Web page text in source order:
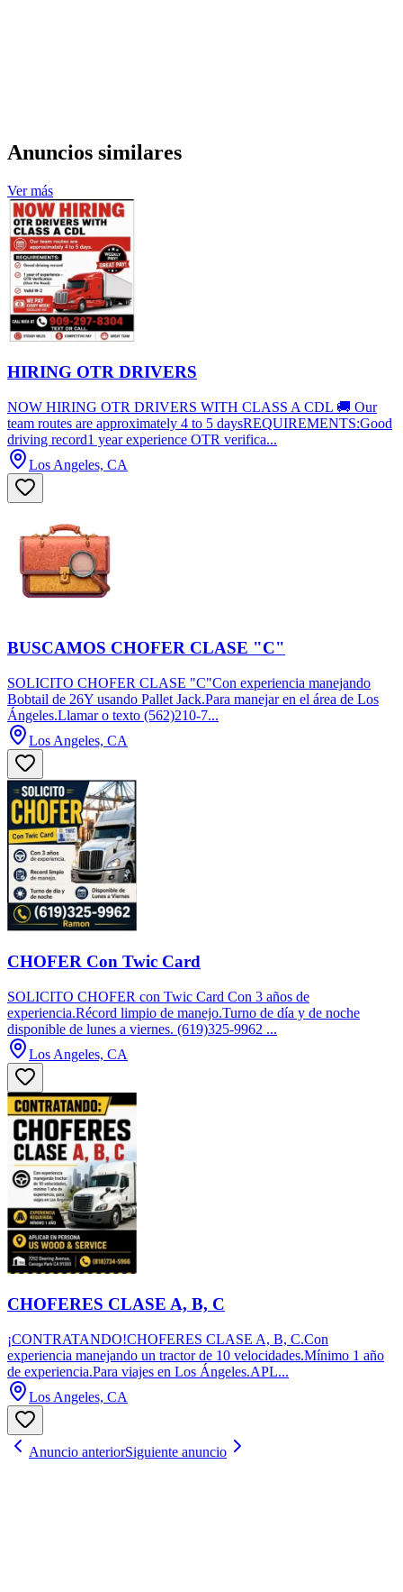
Anuncios similares
Ver más
HIRING OTR DRIVERS
NOW HIRING OTR DRIVERS WITH CLASS A CDL 🚚 Our
team routes are approximately 4 to 5 daysREQUIREMENTS:Good
driving record1 year experience OTR verifica...
Los Angeles, CA
BUSCAMOS CHOFER CLASE "C"
SOLICITO CHOFER CLASE "C"Con experiencia manejando
Bobtail de 26Y usando Pallet Jack.Para manejar en el área de Los
Ángeles.Llamar o texto (562)210-7...
Los Angeles, CA
CHOFER Con Twic Card
SOLICITO CHOFER con Twic Card Con 3 años de
experiencia.Récord limpio de manejo.Turno de día y de noche
disponible de lunes a viernes. (619)325-9962 ...
Los Angeles, CA
CHOFERES CLASE A, B, C
¡CONTRATANDO!CHOFERES CLASE A, B, C.Con
experiencia manejando un tractor de 10 velocidades.Mínimo 1 año
de experiencia.Para viajes en Los Ángeles.APL...
Los Angeles, CA
Anuncio anteriorSiguiente anuncio